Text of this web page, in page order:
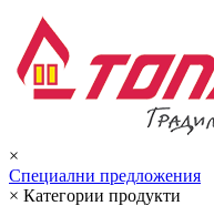
×
Специални предложения
× Категории продукти